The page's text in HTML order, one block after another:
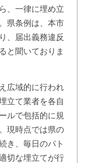
、一律に埋め立
県条例は、本市
、届出義務違反
と聞いておりま
広域的に行われ
立て業者を各自
ルで包括的に規
現時点では県の
き、毎日のパト
切な埋立てが行